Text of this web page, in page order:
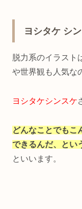
ヨシタケ シ
脱力系のイラスト
や世界観も人気な
ヨシタケシンスケ
どんなことでもこ
できるんだ、とい
といいます。